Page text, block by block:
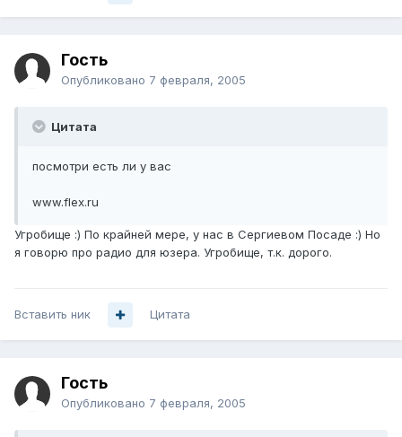
Гость
Опубликовано 7 февраля, 2005
Цитата
посмотри есть ли у вас
www.flex.ru
Угробище :) По крайней мере, у нас в Сергиевом Посаде :) Но
я говорю про радио для юзера. Угробище, т.к. дорого.
Вставить ник Цитата
Гость
Опубликовано 7 февраля, 2005